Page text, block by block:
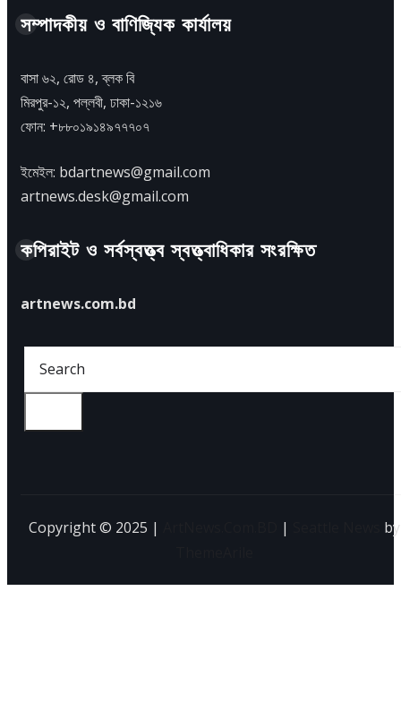
সম্পাদকীয় ও বাণিজ্যিক কার্যালয়
বাসা ৬২, রোড ৪, ব্লক বি
মিরপুর-১২, পল্লবী, ঢাকা-১২১৬
ফোন: +৮৮০১৯১৪৯৭৭৭০৭
ইমেইল: bdartnews@gmail.com
artnews.desk@gmail.com
কপিরাইট ও সর্বস্বত্ত্ব স্বত্ত্বাধিকার সংরক্ষিত
artnews.com.bd
Copyright © 2025 | |
by